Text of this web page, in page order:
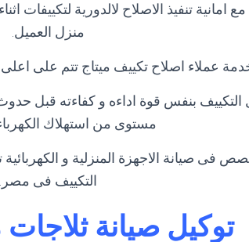
مع امانية تنفيذ الاصلاح لالدورية
منزل العميل.
عملاء اصلاح تكييف ميتاج تتم على
بنفس قوة اداءه و كفاءته قبل
مستوى من استهلاك
التكييف فى مصر.
توكيل صيانة ثلاجات